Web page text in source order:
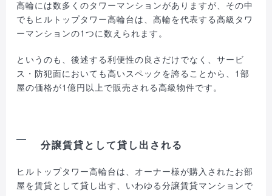
高輪には数多くのタワーマンションがありますが、その中
でもヒルトップタワー高輪台は、高輪を代表する高級タワ
ーマンションの1つに数えられます。
というのも、後述する利便性の良さだけでなく、サービ
ス・防犯面においても高いスペックを誇ることから、1部
屋の価格が1億円以上で販売される高級物件です。
分譲賃貸として貸し出される
ヒルトップタワー高輪台は、オーナー様が購入されたお部
屋を賃貸として貸し出す、いわゆる分譲賃貸マンションで